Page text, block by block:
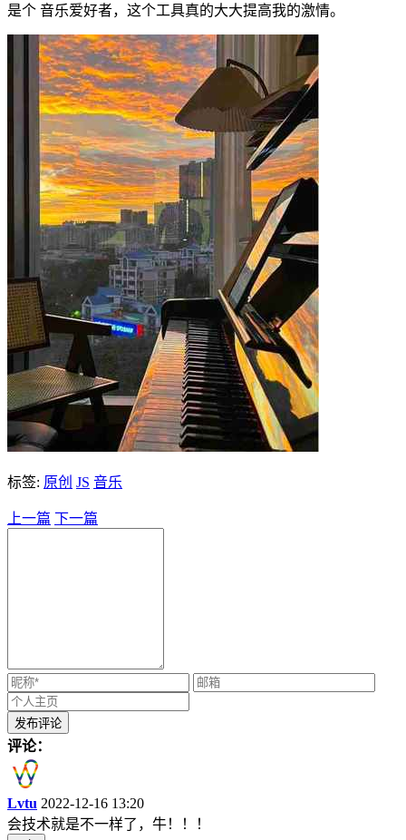
是个 音乐爱好者，这个工具真的大大提高我的激情。
标签: 原创 JS 音乐
上一篇 下一篇
评论：
Lvtu 2022-12-16 13:20
会技术就是不一样了，牛！！！